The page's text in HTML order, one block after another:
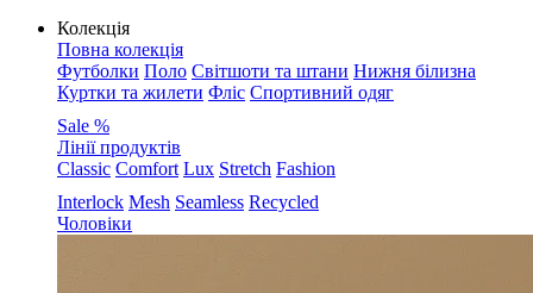
Колекція
Повна колекція
Футболки Поло Світшоти та штани Нижня білизна
Куртки та жилети Фліс Спортивний одяг
Sale %
Лінії продуктів
Classic Comfort Lux Stretch Fashion
Interlock Mesh Seamless Recycled
Чоловіки